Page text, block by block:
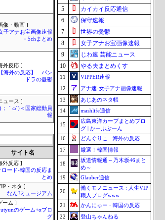
像・動画 ]
子アナお宝画像速報
－5chまとめ
外反応 ]
【海外の反応】 パン
ドラの憂鬱
ュース ]
；｀ω´)＜国家総動員
報
サイト名
外反応 ]
ロード-韓国の反応ま
とめ
・ネタ ]
なんJミュージアム
ーム ]
のゲーム+αブロ
グ
5
カイカイ反応通信
6
保守速報
7
世界の憂鬱
8
女子アナお宝画像速報
9
じわ速 芸能ニュース
10
やる夫まとめくす
11
VIPPER速報
12
アナ速‐女子アナ画像速報
13
あじあのネタ帳
14
mashlife通信
15
広島東洋カープまとめブロ
グ | かーぷぶーん
16
どんぐりこ - 海外の反応
17
厳選！韓国情報
18
坂道情報通～乃木坂46まと
め～
19
Glauber通信
20
働くモノニュース : 人生VIP
職人ブログwww
21
かんにゅー - 韓国の反応
22
登山ちゃんねる